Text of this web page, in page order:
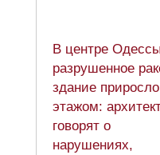
В центре
разрушенное
здание приросло
этажом:
говорят о
нарушениях,